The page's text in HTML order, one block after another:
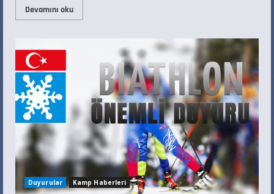
Devamını oku
Duyurular Kamp Haberleri